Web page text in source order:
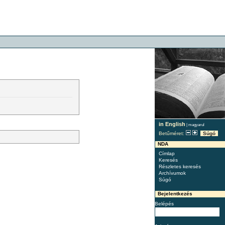
in English | magyarul
Betűméret:
Súgó
NDA
Címlap
Keresés
Részletes keresés
Archívumok
Súgó
Bejelentkezés
Belépés